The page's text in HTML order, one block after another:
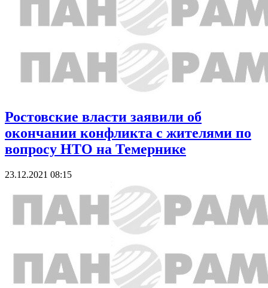
Ростовские власти заявили об
окончании конфликта с жителями по
вопросу НТО на Темернике
23.12.2021 08:15